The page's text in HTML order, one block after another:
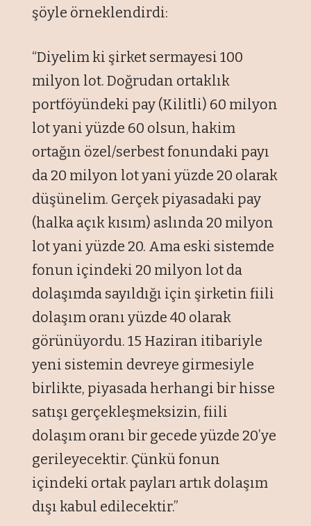
şöyle örneklendirdi:
“Diyelim ki şirket sermayesi 100
milyon lot. Doğrudan ortaklık
portföyündeki pay (Kilitli) 60 milyon
lot yani yüzde 60 olsun, hakim
ortağın özel/serbest fonundaki payı
da 20 milyon lot yani yüzde 20 olarak
düşünelim. Gerçek piyasadaki pay
(halka açık kısım) aslında 20 milyon
lot yani yüzde 20. Ama eski sistemde
fonun içindeki 20 milyon lot da
dolaşımda sayıldığı için şirketin fiili
dolaşım oranı yüzde 40 olarak
görünüyordu. 15 Haziran itibariyle
yeni sistemin devreye girmesiyle
birlikte, piyasada herhangi bir hisse
satışı gerçekleşmeksizin, fiili
dolaşım oranı bir gecede yüzde 20’ye
gerileyecektir. Çünkü fonun
içindeki ortak payları artık dolaşım
dışı kabul edilecektir.”